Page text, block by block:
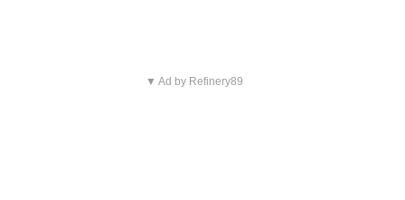
▼ Ad by Refinery89